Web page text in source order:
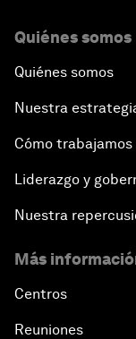
Quiénes somos
Quiénes somos
Nuestra
Cómo trabajamos
Liderazgo y
Nuestra
Más
Centros
Reuniones